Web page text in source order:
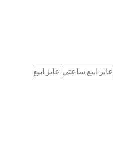
عايز ابيع ساعتي عايز ابيع